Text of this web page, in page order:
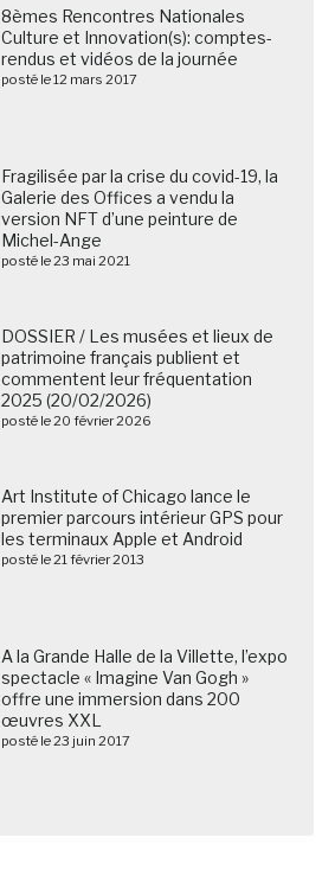
8èmes Rencontres Nationales
Culture et Innovation(s): comptes-
rendus et vidéos de la journée
posté le 12 mars 2017
Fragilisée par la crise du covid-19, la
Galerie des Offices a vendu la
version NFT d’une peinture de
Michel-Ange
posté le 23 mai 2021
DOSSIER / Les musées et lieux de
patrimoine français publient et
commentent leur fréquentation
2025 (20/02/2026)
posté le 20 février 2026
Art Institute of Chicago lance le
premier parcours intérieur GPS pour
les terminaux Apple et Android
posté le 21 février 2013
A la Grande Halle de la Villette, l’expo
spectacle « Imagine Van Gogh »
offre une immersion dans 200
œuvres XXL
posté le 23 juin 2017